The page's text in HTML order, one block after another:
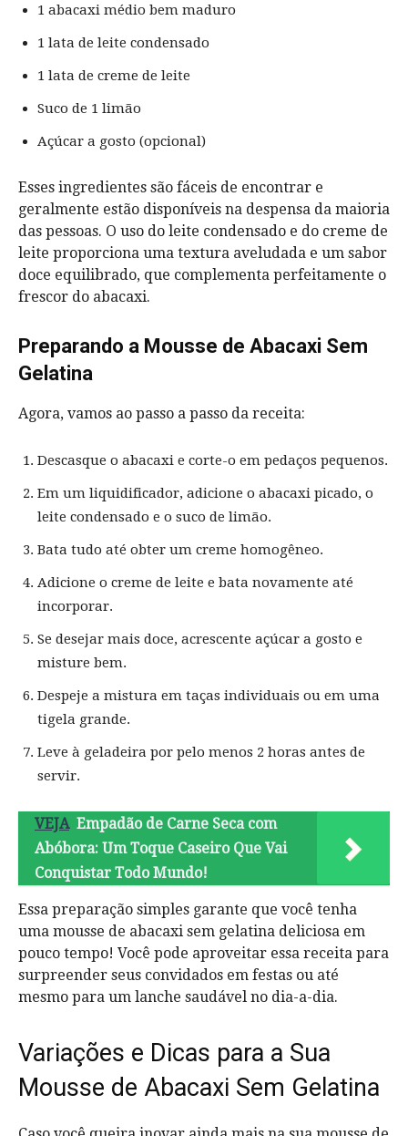
1 abacaxi médio bem maduro
1 lata de leite condensado
1 lata de creme de leite
Suco de 1 limão
Açúcar a gosto (opcional)
Esses ingredientes são fáceis de encontrar e
geralmente estão disponíveis na despensa da maioria
das pessoas. O uso do leite condensado e do creme de
leite proporciona uma textura aveludada e um sabor
doce equilibrado, que complementa perfeitamente o
frescor do abacaxi.
Preparando a Mousse de Abacaxi Sem
Gelatina
Agora, vamos ao passo a passo da receita:
Descasque o abacaxi e corte-o em pedaços pequenos.
Em um liquidificador, adicione o abacaxi picado, o
leite condensado e o suco de limão.
Bata tudo até obter um creme homogêneo.
Adicione o creme de leite e bata novamente até
incorporar.
Se desejar mais doce, acrescente açúcar a gosto e
misture bem.
Despeje a mistura em taças individuais ou em uma
tigela grande.
Leve à geladeira por pelo menos 2 horas antes de
servir.
VEJA Empadão de Carne Seca com
Abóbora: Um Toque Caseiro Que Vai
Conquistar Todo Mundo!
Essa preparação simples garante que você tenha
uma mousse de abacaxi sem gelatina deliciosa em
pouco tempo! Você pode aproveitar essa receita para
surpreender seus convidados em festas ou até
mesmo para um lanche saudável no dia-a-dia.
Variações e Dicas para a Sua
Mousse de Abacaxi Sem Gelatina